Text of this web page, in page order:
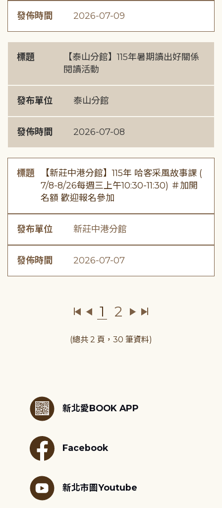
發佈時間 2026-07-09
標題
【泰山分館】115年暑期讀出好關係
閱讀活動
發布單位 泰山分館
發佈時間 2026-07-08
標題
【新莊中港分館】115年 哈客采風故事課 (
7/8-8/26每週三上午10:30-11:30) ＃加開
名額 歡迎報名參加
發布單位 新莊中港分館
發佈時間 2026-07-07
1 2
(總共 2 頁，30 筆資料)
新北愛BOOK APP
Facebook
新北市圖Youtube